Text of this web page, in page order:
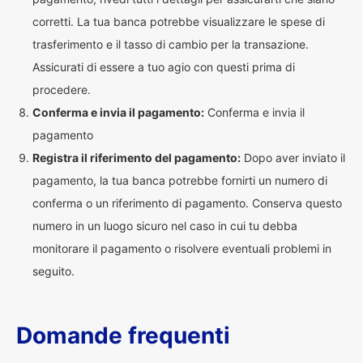
corretti. La tua banca potrebbe visualizzare le spese di
trasferimento e il tasso di cambio per la transazione.
Assicurati di essere a tuo agio con questi prima di
procedere.
Conferma e invia il pagamento: Conferma e invia il
pagamento
Registra il riferimento del pagamento: Dopo aver inviato il
pagamento, la tua banca potrebbe fornirti un numero di
conferma o un riferimento di pagamento. Conserva questo
numero in un luogo sicuro nel caso in cui tu debba
monitorare il pagamento o risolvere eventuali problemi in
seguito.
Domande frequenti